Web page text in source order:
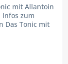
mit Allantoin
Infos zum
Das Tonic mit